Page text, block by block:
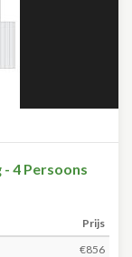
4 Persoons
Prijs
€856